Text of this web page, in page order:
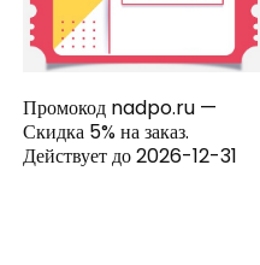
Промокод nadpo.ru —
Скидка 5% на заказ.
Действует до 2026-12-31